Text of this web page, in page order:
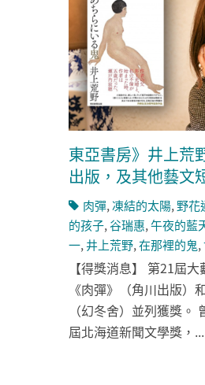
東亞書房》井上荒
出版，及其他藝文
肉彈, 凍結的太陽, 野花
的孩子,谷瑞惠,午夜的藍
一,井上荒野,在那裡的鬼,
【得獎消息】 第21屆
《肉彈》（角川出版）
（幻冬舍）並列獲獎
屆北海道新聞文學獎，...